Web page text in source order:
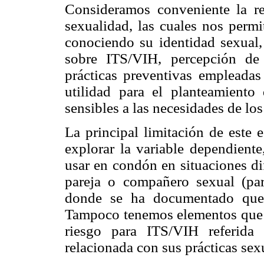
Consideramos conveniente la
sexualidad, las cuales nos
conociendo su identidad
sobre ITS/VIH, percepción
prácticas preventivas
utilidad para el planteamiento
sensibles a las necesidades de
La principal limitación de este
explorar la variable
usar en condón en situaciones
pareja o compañero sexual
donde se ha documentado
Tampoco tenemos elementos
riesgo para ITS/VIH referida
relacionada con sus prácticas